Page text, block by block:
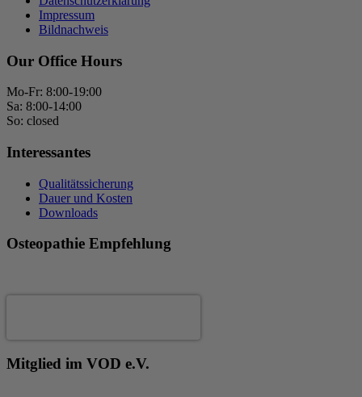
Impressum
Bildnachweis
Our Office Hours
Mo-Fr: 8:00-19:00
Sa: 8:00-14:00
So: closed
Interessantes
Qualitätssicherung
Dauer und Kosten
Downloads
Osteopathie Empfehlung
Mitglied im VOD e.V.